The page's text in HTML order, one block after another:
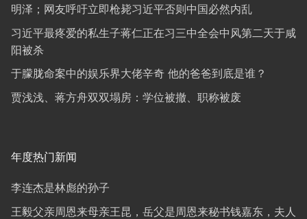
明泽；网友呼吁立即枪毙习近平否则中国必然内乱
习近平最疼爱的私生子蒋仁正在习三中全会中风第二天于咸
阳被杀
于朦胧命案中的娱乐界大佬辛奇 他的爸爸到底是谁？
贾浅浅、蒋方舟双双塌房：学位被撤、职称被废
年度热门新闻
李连杰是林彪的孙子
王毅父亲周恩来母亲王昆，岳父是周恩来秘书钱嘉东，夫人